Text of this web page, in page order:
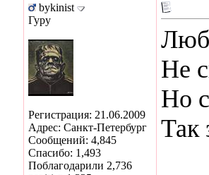
bykinist
Гуру
Регистрация: 21.06.2009
Адрес: Санкт-Петербург
Сообщений: 4,845
Спасибо: 1,493
Поблагодарили 2,736
Не
Но
Так